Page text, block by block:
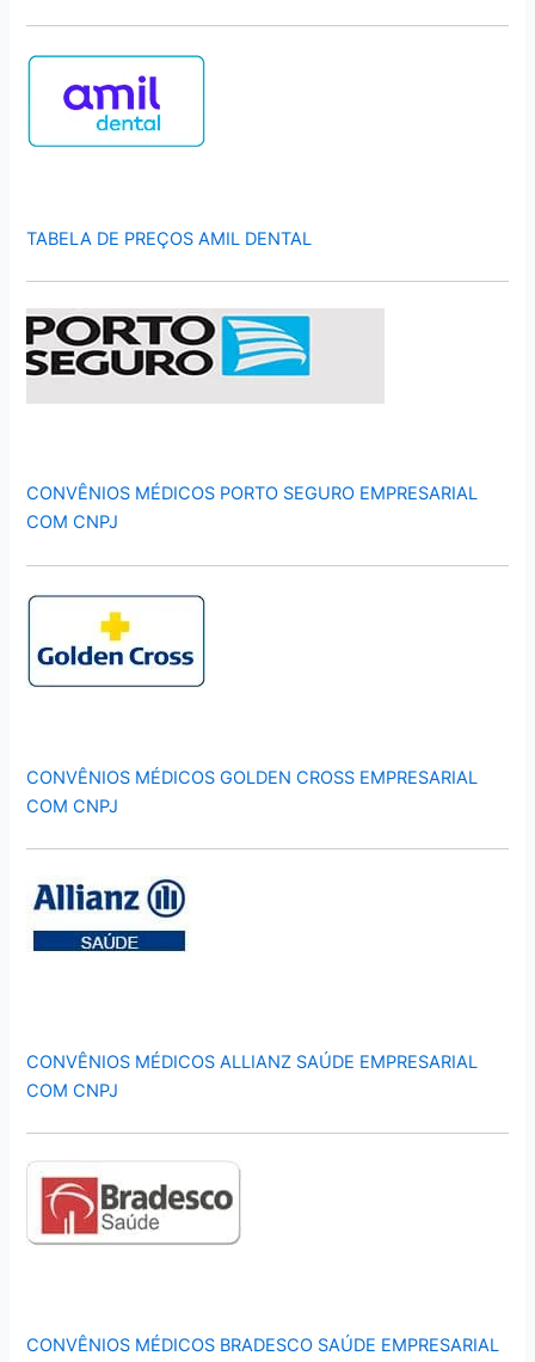
TABELA DE PREÇOS AMIL DENTAL
CONVÊNIOS MÉDICOS PORTO SEGURO EMPRESARIAL
COM CNPJ
CONVÊNIOS MÉDICOS GOLDEN CROSS EMPRESARIAL
COM CNPJ
CONVÊNIOS MÉDICOS ALLIANZ SAÚDE EMPRESARIAL
COM CNPJ
CONVÊNIOS MÉDICOS BRADESCO SAÚDE EMPRESARIAL